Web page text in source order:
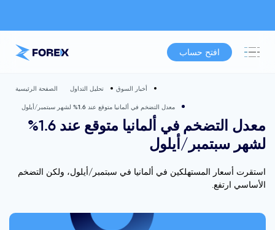
افتح حساب
الصفحة الرئيسية تحليل التداول أخبار السوق
معدل التضخم في ألمانيا متوقع عند 1.6% لشهر سبتمبر/أيلول
معدل التضخم في ألمانيا متوقع عند 1.6%
لشهر سبتمبر/أيلول
استقرت أسعار المستهلكين في ألمانيا في سبتمبر/أيلول، ولكن التضخم
الأساسي ارتفع.